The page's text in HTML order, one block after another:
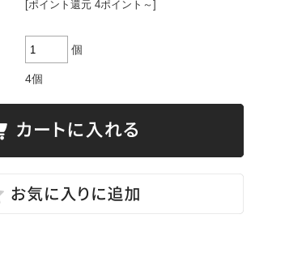
[ポイント還元 4ポイント～]
個
4個